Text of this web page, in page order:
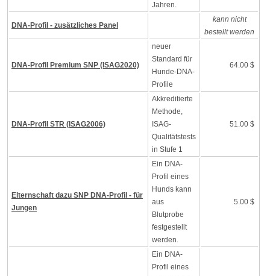
Jahren.
DNA-Profil - zusätzliches Panel
kann nicht
bestellt werden
DNA-Profil Premium SNP (ISAG2020)
neuer
Standard für
Hunde-DNA-
Profile
64.00 $
DNA-Profil STR (ISAG2006)
Akkreditierte
Methode,
ISAG-
Qualitätstests
in Stufe 1
51.00 $
Elternschaft dazu SNP DNA-Profil - für
Jungen
Ein DNA-
Profil eines
Hunds kann
aus
Blutprobe
festgestellt
werden.
5.00 $
Ein DNA-
Profil eines